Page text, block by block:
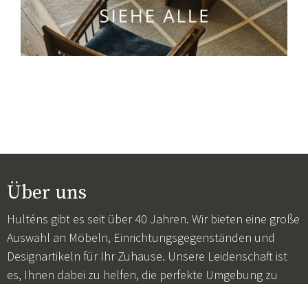
Über uns
Hulténs gibt es seit über 40 Jahren. Wir bieten eine große
Auswahl an Möbeln, Einrichtungsgegenständen und
Designartikeln für Ihr Zuhause. Unsere Leidenschaft ist
es, Ihnen dabei zu helfen, die perfekte Umgebung zu